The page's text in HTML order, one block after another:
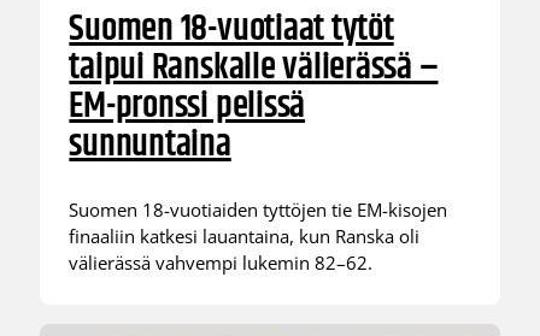
Suomen 18-vuotiaat tytöt
taipui Ranskalle välierässä –
EM-pronssi pelissä
sunnuntaina
Suomen 18-vuotiaiden tyttöjen tie EM-kisojen
finaaliin katkesi lauantaina, kun Ranska oli
välierässä vahvempi lukemin 82–62.